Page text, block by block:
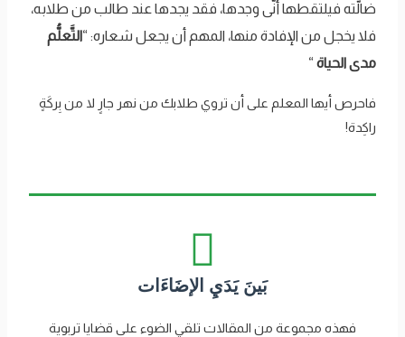
ضالَّته فيلتقطها أنّى وجدها، فقد يجدها عند طالب من طلابه،
فلا يخجل من الإفادة منها، المهم أن يجعل شعاره: “التَّعلُّم
مدى الحياة “
فاحرص أيها المعلم على أن تروي طلابك من نهر جارٍ لا من بِركَةٍ
راكِدة!
بَينَ يَدَيِ الإضَاءَات
فهذه مجموعة من المقالات تلقي الضوء على قضايا تربوية